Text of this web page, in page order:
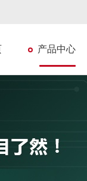
产品中心